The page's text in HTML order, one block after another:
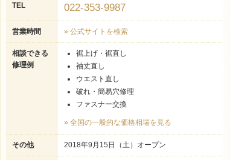
TEL 022-353-9987
営業時間 » 公式サイトを検索
相談できる
修理例
裾上げ・裾直し
袖丈直し
ウエスト直し
破れ・簡易穴修理
ファスナー交換
» 全国の一般的な価格相場を見る
その他 2018年9月15日（土）オープン